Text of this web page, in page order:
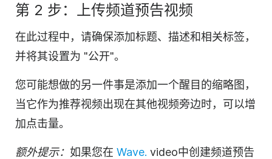
第 2 步：上传频道预告视频
在此过程中， 请确保添加标题、描述和相关标签，
并将其设置为 "公开"。
您可能想做的另一件事是添加一个醒目的缩略图，
当它作为推荐视频出现在其他视频旁边时，可以增
加点击量。
额外提示： 如果您在 Wave. video中创建频道预告